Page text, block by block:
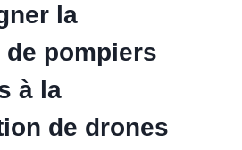
la
pompiers
à la
de drones